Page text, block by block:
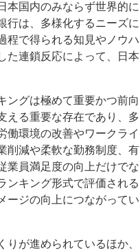
本国内のみならず世界的に
行は、多様化するニーズに
程で得られる知見やノウハ
た連鎖反応によって、日本
ングは極めて重要かつ前向
える重要な存在であり、多
働環境の改善やワークライ
削減や柔軟な勤務制度、有
業員満足度の向上だけでな
ンキング形式で評価される
ージの向上につながってい
が進められているほか、